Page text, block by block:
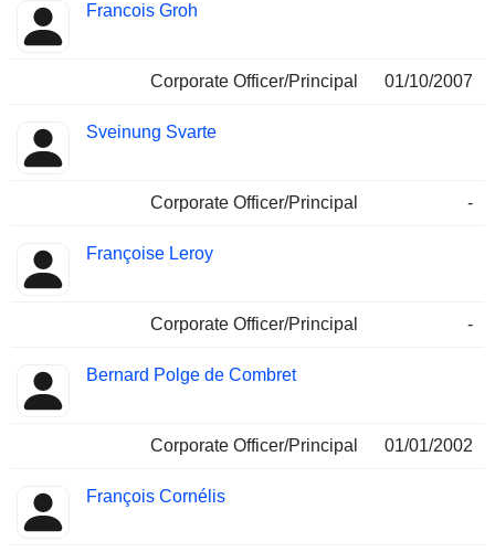
Francois Groh
Corporate Officer/Principal 01/10/2007
Sveinung Svarte
Corporate Officer/Principal -
Françoise Leroy
Corporate Officer/Principal -
Bernard Polge de Combret
Corporate Officer/Principal 01/01/2002
François Cornélis